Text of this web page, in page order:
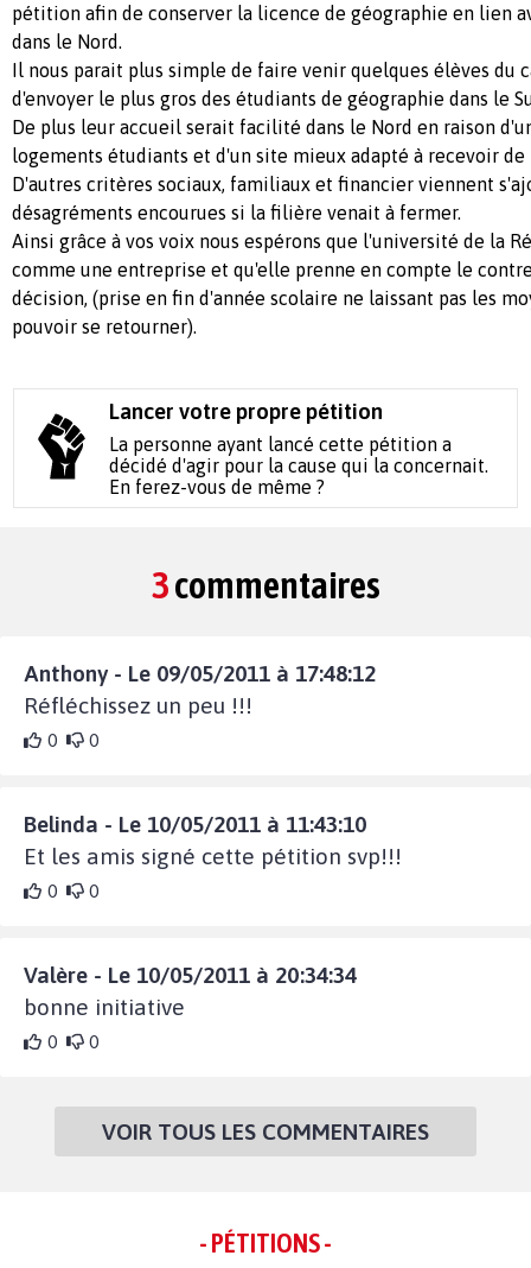
pétition afin de conserver la licence de géographie en lien
dans le Nord.
Il nous parait plus simple de faire venir quelques élèves du
d'envoyer le plus gros des étudiants de géographie dans le
De plus leur accueil serait facilité dans le Nord en raison
logements étudiants et d'un site mieux adapté à recevoir de
D'autres critères sociaux, familiaux et financier viennent
désagréments encourues si la filière venait à fermer.
Ainsi grâce à vos voix nous espérons que l'université de la
comme une entreprise et qu'elle prenne en compte le
décision, (prise en fin d'année scolaire ne laissant pas les
pouvoir se retourner).
Lancer votre propre pétition
La personne ayant lancé cette pétition a
décidé d'agir pour la cause qui la concernait.
En ferez-vous de même ?
3commentaires
Anthony - Le 09/05/2011 à 17:48:12
Réfléchissez un peu !!!
0 0
Belinda - Le 10/05/2011 à 11:43:10
Et les amis signé cette pétition svp!!!
0 0
Valère - Le 10/05/2011 à 20:34:34
bonne initiative
0 0
VOIR TOUS LES COMMENTAIRES
- PÉTITIONS -